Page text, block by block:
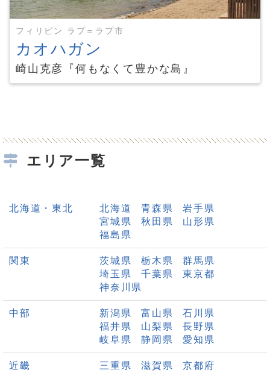
フィリピン ラプ＝ラプ市
カオハガン
崎山克彦『何もなくて豊かな島』
エリア一覧
北海道・東北 北海道 青森県
岩手県
宮城県
秋田県
山形県
福島県
関東 茨城県 栃木県
群馬県
埼玉県
千葉県
東京都
神奈川県
中部 新潟県 富山県
石川県
福井県
山梨県
長野県
岐阜県
静岡県 愛知県
近畿 三重県 滋賀県
京都府